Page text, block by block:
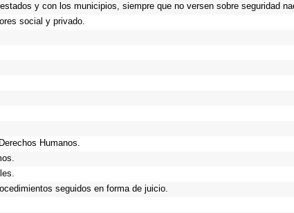
y con los municipios, siempre que no versen sobre seguridad
social y privado.
Humanos.
seguidos en forma de juicio.